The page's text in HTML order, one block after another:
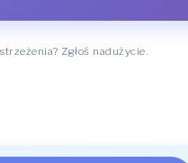
Zgłoś nadużycie.